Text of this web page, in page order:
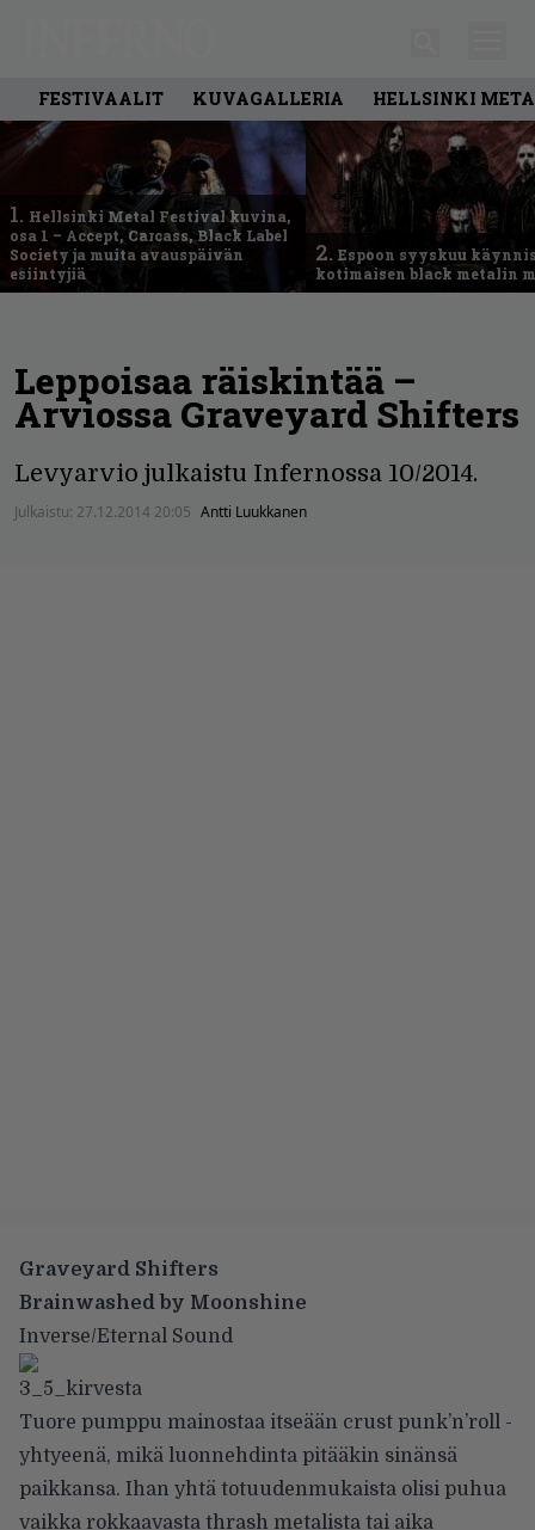
FESTIVAALIT KUVAGALLERIA HELLSINKI
1. Hellsinki Metal Festival kuvina,
osa 1 – Accept, Carcass, Black Label
Society ja muita avauspäivän
esiintyjiä
2. Espoon syyskuu
kotimaisen black metalin
Leppoisaa räiskintää –
Arviossa Graveyard Shifters
Levyarvio julkaistu Infernossa 10/2014.
Julkaistu: 27.12.2014 20:05 Antti Luukkanen
Graveyard Shifters
Brainwashed by Moonshine
Inverse/Eternal Sound
Tuore pumppu mainostaa itseään crust punk’n’roll -
yhtyeenä, mikä luonnehdinta pitääkin sinänsä
paikkansa. Ihan yhtä totuudenmukaista olisi puhua
vaikka rokkaavasta thrash metalista tai aika